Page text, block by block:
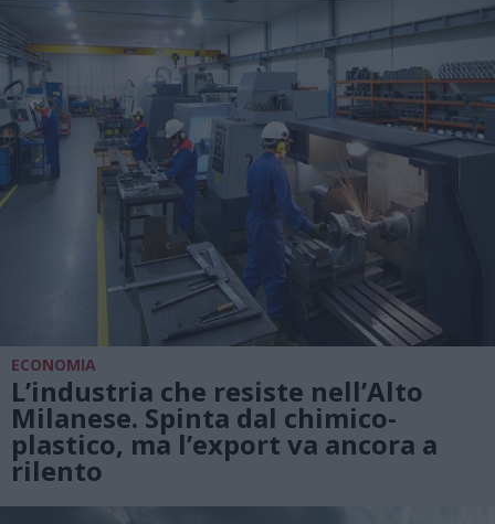
ECONOMIA
L’industria che resiste nell’Alto
Milanese. Spinta dal chimico-
plastico, ma l’export va ancora a
rilento